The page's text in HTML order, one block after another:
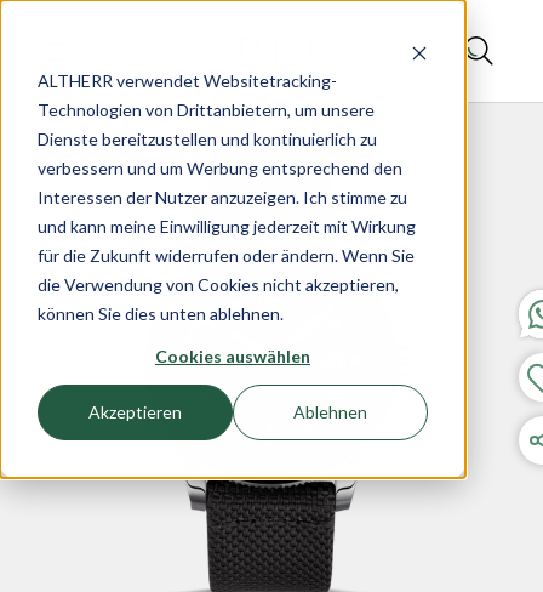
ALTHERR verwendet Websitetracking-
Technologien von Drittanbietern, um unsere
Dienste bereitzustellen und kontinuierlich zu
verbessern und um Werbung entsprechend den
Interessen der Nutzer anzuzeigen. Ich stimme zu
und kann meine Einwilligung jederzeit mit Wirkung
für die Zukunft widerrufen oder ändern. Wenn Sie
die Verwendung von Cookies nicht akzeptieren,
können Sie dies unten ablehnen.
Cookies auswählen
Akzeptieren Ablehnen